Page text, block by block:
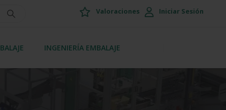
Valoraciones Iniciar Sesión
INGENIERÍA EMBALAJE